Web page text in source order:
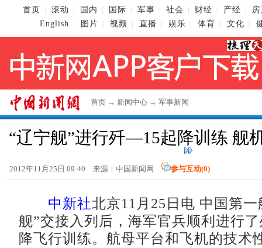
首页 滚动 国内 国际 军事 社会 财经 产经
English
图片 视频 直播 娱乐 体育 文化
首页 → 新闻中心 → 军事新闻
“辽宁舰”进行歼—15起降训练 舰
2012年11月25日 09:40 来源： 中国新闻网 参与互动(0)
中新社北京11月25日电 中国第
舰”交接入列后，海军官兵顺利进行
降飞行训练。航母平台和飞机的技术